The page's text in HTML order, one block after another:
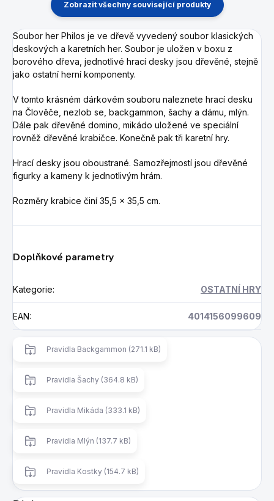
Zobrazit všechny související produkty
Soubor her Philos je ve dřevě vyvedený soubor klasických
deskových a karetních her. Soubor je uložen v boxu z
borového dřeva, jednotlivé hrací desky jsou dřevěné, stejně
jako ostatní herní komponenty.
V tomto krásném dárkovém souboru naleznete hrací desku
na Člověče, nezlob se, backgammon, šachy a dámu, mlýn.
Dále pak dřevěné domino, mikádo uložené ve speciální
rovněž dřevěné krabičce. Konečně pak tři karetní hry.
Hrací desky jsou oboustrané. Samozřejmostí jsou dřevěné
figurky a kameny k jednotlivým hrám.
Rozměry krabice činí 35,5 x 35,5 cm.
Doplňkové parametry
Kategorie: OSTATNÍ HRY
EAN: 4014156099609
Pravidla Backgammon (271.1 kB)
Pravidla Šachy (364.8 kB)
Pravidla Mikáda (333.1 kB)
Pravidla Mlýn (137.7 kB)
Pravidla Kostky (154.7 kB)